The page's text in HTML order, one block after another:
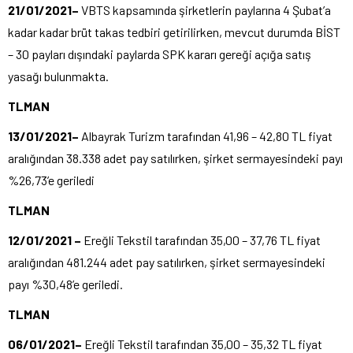
21/01/2021– VBTS kapsamında şirketlerin paylarına 4 Şubat’a
kadar kadar brüt takas tedbiri getirilirken, mevcut durumda BİST
– 30 payları dışındaki paylarda SPK kararı gereği açığa satış
yasağı bulunmakta.
TLMAN
13/01/2021– Albayrak Turizm tarafından 41,96 – 42,80 TL fiyat
aralığından 38.338 adet pay satılırken, şirket sermayesindeki payı
%26,73’e geriledi
TLMAN
12/01/2021 – Ereğli Tekstil tarafından 35,00 – 37,76 TL fiyat
aralığından 481.244 adet pay satılırken, şirket sermayesindeki
payı %30,48’e geriledi.
TLMAN
06/01/2021– Ereğli Tekstil tarafından 35,00 – 35,32 TL fiyat